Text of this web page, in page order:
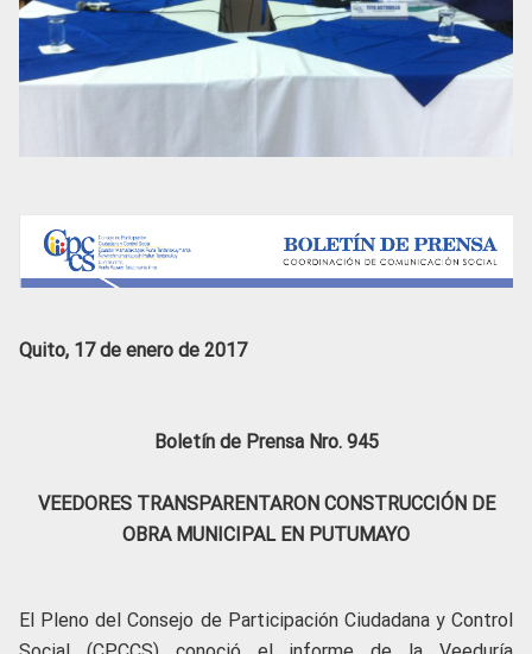
Quito, 17 de enero de 2017
Boletín de Prensa Nro. 945
VEEDORES TRANSPARENTARON CONSTRUCCIÓN DE
OBRA MUNICIPAL EN PUTUMAYO
El Pleno del Consejo de Participación Ciudadana y Control